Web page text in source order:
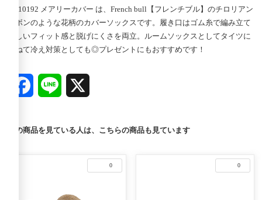
11-10192 メアリーカバー は、French bull【フレンチブル】のチロリアン
リボンのような花柄のカバーソックスです。履き口はゴム糸で編み立て
優しいフィット感と脱げにくさを両立。ルームソックスとしてタイツに
重ねて冷え対策としても◎プレゼントにもおすすめです！
FacebookLine
この商品を見ている人は、こちらの商品も見ています
0 0